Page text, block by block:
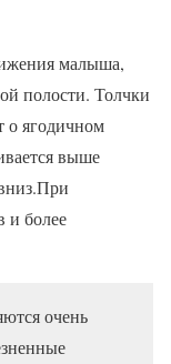
малыша,
полости. Толчки
о ягодичном
выше
и более
очень